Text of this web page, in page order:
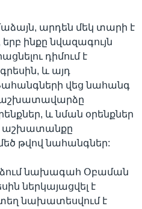
արդեն մեկ տարի է
ինքը նվազագույն
դիմում է
և այդ
վեց նահանգ
աշխատավարձը
և նման օրենքներ
աշխատանքը
թվով նահանգներ:
նախագահ Օբաման
ներկայացվել է
նախատեսվում է